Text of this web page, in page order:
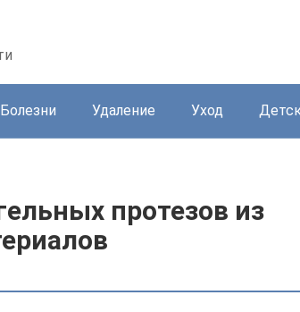
Болезни Удаление Уход
протезов из